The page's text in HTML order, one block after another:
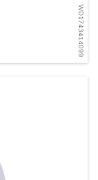
WD1743414099